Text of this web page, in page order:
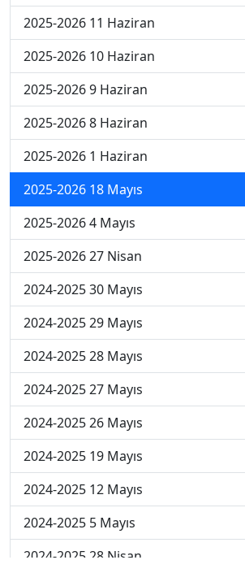
2025-2026 11 Haziran
2025-2026 10 Haziran
2025-2026 9 Haziran
2025-2026 8 Haziran
2025-2026 1 Haziran
2025-2026 18 Mayıs
2025-2026 4 Mayıs
2025-2026 27 Nisan
2024-2025 30 Mayıs
2024-2025 29 Mayıs
2024-2025 28 Mayıs
2024-2025 27 Mayıs
2024-2025 26 Mayıs
2024-2025 19 Mayıs
2024-2025 12 Mayıs
2024-2025 5 Mayıs
2024-2025 28 Nisan